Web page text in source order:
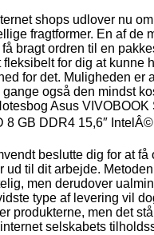
shops udlover nu
fragtformer. En af de
bragt ordren til en
fleksibelt for dig at kunne
for det. Muligheden er
gange også den mindst
Asus
8 GB DDR4 15,6″ IntelÂ©
beslutte dig for at få
ud til dit arbejde.
men derudover
type af levering vil
produkterne, men det
selskabets